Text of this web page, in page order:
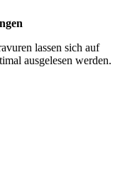
lassen sich auf
ausgelesen werden.